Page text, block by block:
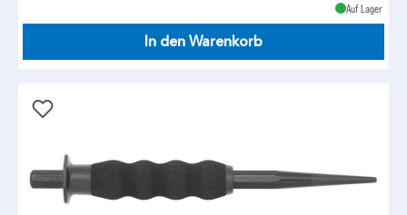
Auf Lager
In den Warenkorb